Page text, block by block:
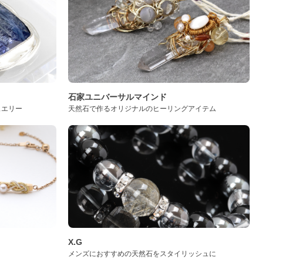
リー
石家ユニバーサルマインド
天然石で作るオリジナルのヒーリングアイテム
X.G
メンズにおすすめの天然石をスタイリッシュに